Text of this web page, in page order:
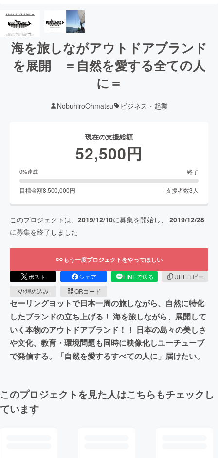
海を旅しながアウトドアブランド
を展開 ＝自然を愛する全ての人
に＝
NobuhiroOhmatsu ビジネス・起業
現在の支援総額
52,500円
0%達成 終了
目標金額8,500,000円 支援者数3 人
このプロジェクトは、 2019/12/10に募集を開始し、 2019/12/28
に募集を終了しました
もう一度プロジェクトをやってほしい
ポスト シェア LINEで送る
URLコピー
埋め込み
QRコード
セーリングヨットで日本一周の旅しながら、自然に特化
したブランドの立ち上げる！ 海を旅しながら、展開して
いく本物のアウトドアブランド！！ 日本の島々の美しさ
や文化、教育・環境問題も同時に映像化しユーチューブ
で発信する。「自然を愛するすべての人に」届けたい。
このプロジェクトを見た人はこちらもチェックし
ています